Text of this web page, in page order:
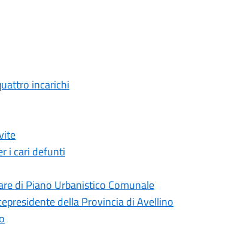
incarichi
i cari defunti
di Piano Urbanistico Comunale
della Provincia di Avellino